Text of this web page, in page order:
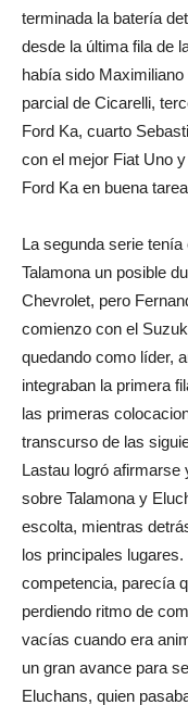
terminada la batería
desde la última fila de
había sido
parcial de Cicarelli,
Ford Ka, cuarto
con el mejor Fiat Uno
Ford Ka en buena
La segunda serie
Talamona un posible
Chevrolet, pero
comienzo con el
quedando como líder,
integraban la primera
las primeras
transcurso de las
Lastau logró
sobre Talamona y
escolta, mientras
los principales
competencia, parecía
perdiendo ritmo de
vacías cuando era
un gran avance para
Eluchans, quien